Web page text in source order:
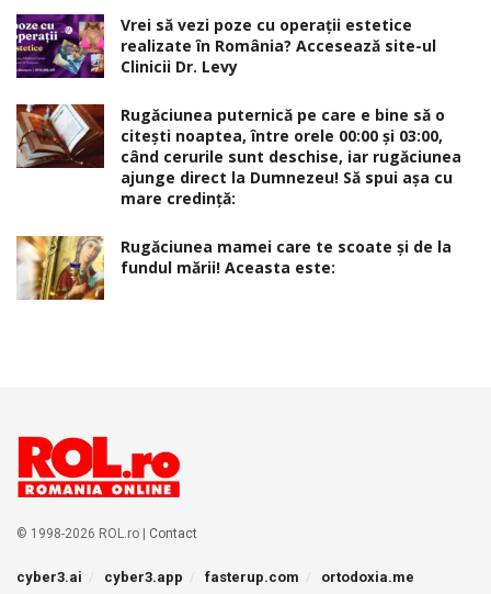
Vrei să vezi poze cu operații estetice
realizate în România? Accesează site-ul
Clinicii Dr. Levy
Rugăciunea puternică pe care e bine să o
citești noaptea, între orele 00:00 și 03:00,
când cerurile sunt deschise, iar rugăciunea
ajunge direct la Dumnezeu! Să spui așa cu
mare credință:
Rugăciunea mamei care te scoate şi de la
fundul mării! Aceasta este:
© 1998-2026 ROL.ro | Contact
cyber3.ai cyber3.app fasterup.com ortodoxia.me